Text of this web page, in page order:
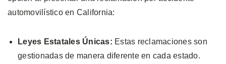
automovilístico en California:
Leyes Estatales Únicas: Estas reclamaciones son
gestionadas de manera diferente en cada estado.